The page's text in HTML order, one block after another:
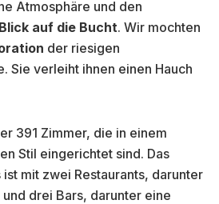
Atmosphäre und den
auf die Bucht. Wir mochten
der riesigen
Sie verleiht ihnen einen Hauch
391 Zimmer, die in einem
Stil eingerichtet sind. Das
mit zwei Restaurants, darunter
drei Bars, darunter eine